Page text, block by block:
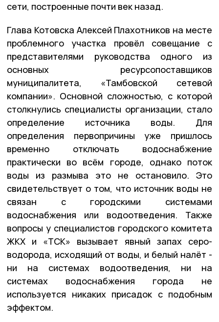
сети, построенные почти век назад.
Глава Котовска Алексей Плахотников на месте
проблемного участка провёл совещание с
представителями руководства одного из
основных ресурсопоставщиков
муниципалитета, «Тамбовской сетевой
компании». Основной сложностью, с которой
столкнулись специалисты организации, стало
определение источника воды. Для
определения первопричины уже пришлось
временно отключать водоснабжение
практически во всём городе, однако поток
воды из размыва это не остановило. Это
свидетельствует о том, что источник воды не
связан с городскими системами
водоснабжения или водоотведения. Также
вопросы у специалистов городского комитета
ЖКХ и «ТСК» вызывает явный запах серо-
водорода, исходящий от воды, и белый налёт -
ни на системах водоотведения, ни на
системах водоснабжения города не
используется никаких присадок с подобным
эффектом.